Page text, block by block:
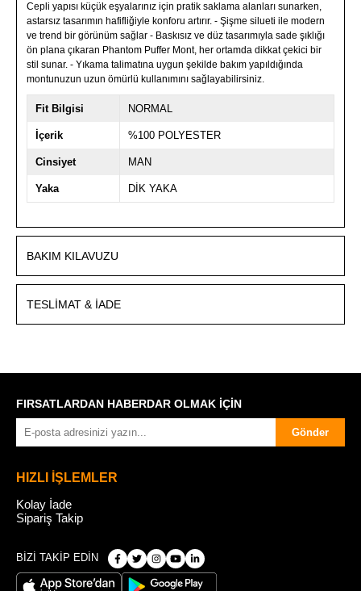
Cepli yapısı küçük eşyalarınız için pratik saklama alanları sunarken,
astarsız tasarımın hafifliğiyle konforu artırır. - Şişme silueti ile modern
ve trend bir görünüm sağlar - Baskısız ve düz tasarımıyla sade şıklığı
ön plana çıkaran Phantom Puffer Mont, her ortamda dikkat çekici bir
stil sunar. - Yıkama talimatına uygun şekilde bakım yapıldığında
montunuzun uzun ömürlü kullanımını sağlayabilirsiniz.
Fit Bilgisi NORMAL
İçerik %100 POLYESTER
Cinsiyet MAN
Yaka DİK YAKA
BAKIM KILAVUZU
TESLIMAT & İADE
FIRSATLARDAN HABERDAR OLMAK İÇİN
Gönder
HIZLI İŞLEMLER
Kolay İade
Sipariş Takip
BİZİ TAKİP EDİN